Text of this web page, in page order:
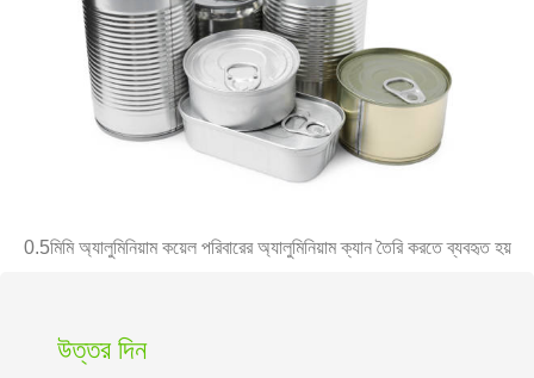
0.5মিমি অ্যালুমিনিয়াম কয়েল পরিবারের অ্যালুমিনিয়াম ক্যান তৈরি করতে ব্যবহৃত হয়
উত্তর দিন